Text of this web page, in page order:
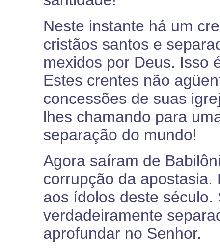
Neste instante há um
cristãos santos e
mexidos por Deus. Isso
Estes crentes não
concessões de suas
lhes chamando para
separação do mundo!
Agora saíram de
corrupção da
aos ídolos deste século.
verdadeiramente
aprofundar no Senhor.